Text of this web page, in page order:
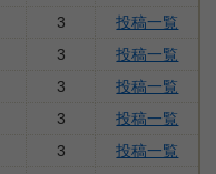
3
投稿一覧
3
投稿一覧
3
投稿一覧
3
投稿一覧
3
投稿一覧